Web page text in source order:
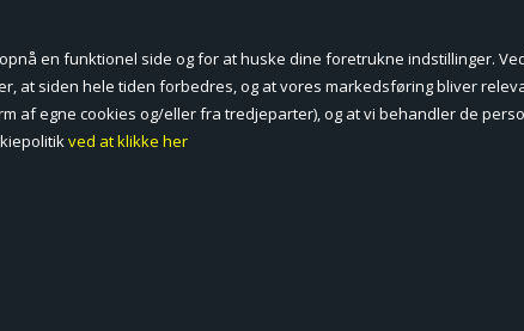
cookies.
en funktionel side og for at huske dine foretrukne indstillinger.
at siden hele tiden forbedres, og at vores markedsføring bliver
af egne cookies og/eller fra tredjeparter), og at vi behandler de
ved at klikke her